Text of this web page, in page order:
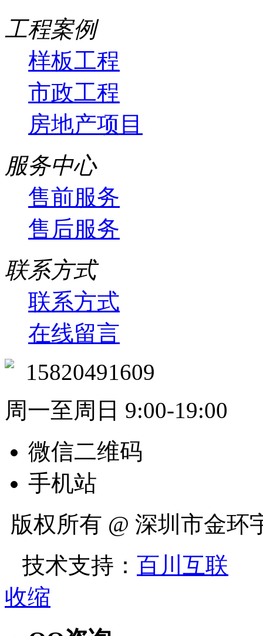
工程案例
样板工程
市政工程
房地产项目
服务中心
售前服务
售后服务
联系方式
联系方式
在线留言
15820491609
周一至周日 9:00-19:00
微信二维码
手机站
版权所有 @ 深圳市金
技术支持： 百川互联
收缩